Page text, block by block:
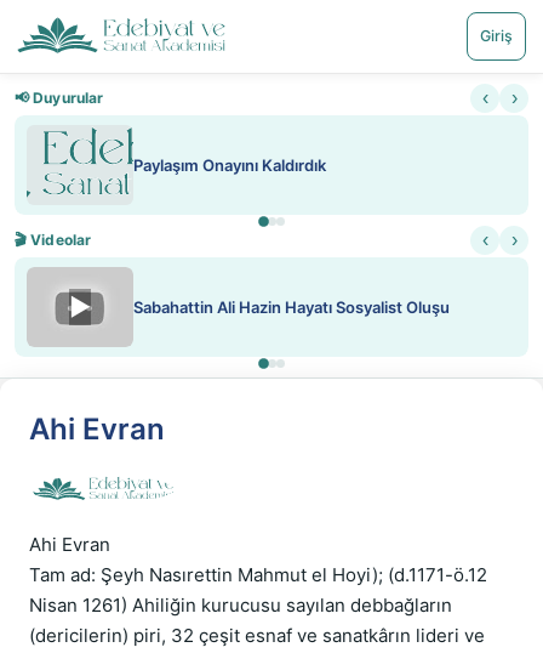
Giriş
📢 Duyurular ‹ ›
Paylaşım Onayını Kaldırdık
🎬 Videolar ‹ ›
▶ Sabahattin Ali Hazin Hayatı Sosyalist Oluşu
Ahi Evran
Ahi Evran
Tam ad: Şeyh Nasırettin Mahmut el Hoyi); (d.1171-ö.12
Nisan 1261) Ahiliğin kurucusu sayılan debbağların
(dericilerin) piri, 32 çeşit esnaf ve sanatkârın lideri ve